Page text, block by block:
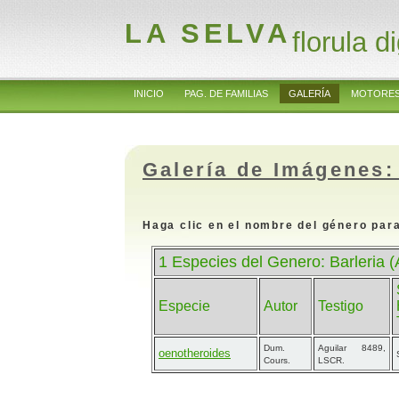
LA SELVAflorula
INICIO PAG. DE FAMILIAS GALERÍA
Galería de
Haga clic en el nombre del género
1 Especies del Genero: Barleria
Especie Autor Testigo
oenotheroides
Dum.
Cours.
Aguilar 8489,
LSCR.